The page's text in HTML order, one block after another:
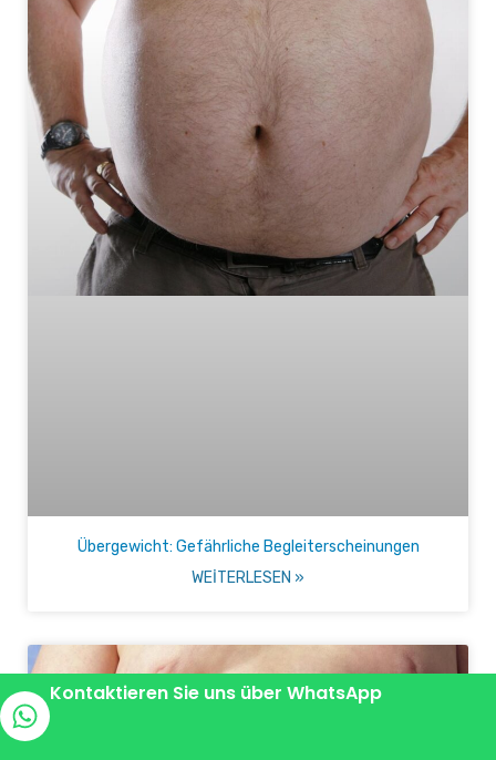
Übergewicht: Gefährliche Begleiterscheinungen
WEITERLESEN »
Kontaktieren Sie uns über WhatsApp